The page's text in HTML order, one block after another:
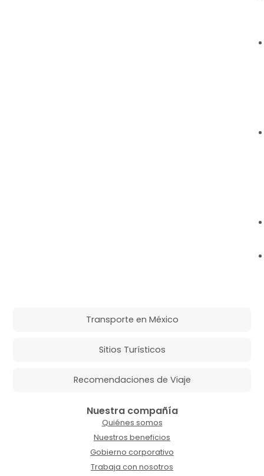
Transporte en México
Sitios Turísticos
Recomendaciones de Viaje
Nuestra compañía
Quiénes somos
Nuestros beneficios
Gobierno corporativo
Trabaja con nosotros